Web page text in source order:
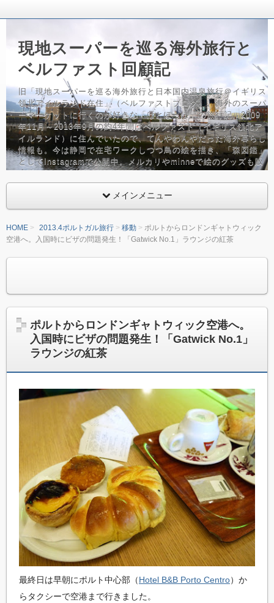
現地スーパーを巡る海外旅行と
ベルファスト回顧記
旧「現地スーパーを巡る海外旅行と日本国内温泉旅行＠イギリス
領北アイルランド在住」（ベルファストブログ）。海外のスーパ
ーマーケットに行くのが好きな「はとぽっぽ」の旅行記。2009
年11月～2013年9月の約4年間はベルファスト（イギリス領北ア
イルランド）に住んでいたので、てんやわんやだった海外暮らし
情報も。今は静岡で在宅ワークしつつ鳥の絵を描き、「森図鑑」
としてInstagramで公開中。メルカリやminneで絵のグッズも販
売しています。バッグ、鳥グッズフリーク。
メインメニュー
HOME 2013.4ポルトガル旅行 移動
ポルトからロンドンギャトウィック
空港へ。入国時にビザの問題発生！「Gatwick No.1」ラウンジの紅茶
ポルトからロンドンギャトウィック空港へ。
入国時にビザの問題発生！「Gatwick No.1」
ラウンジの紅茶
最終日は早朝にポルト中心部（Hotel B&B Porto Centro）か
らタクシーで空港まで行きました。